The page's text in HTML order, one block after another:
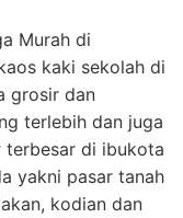
Murah di
kaki sekolah di
grosir dan
terlebih dan juga
terbesar di ibukota
yakni pasar tanah
kodian dan